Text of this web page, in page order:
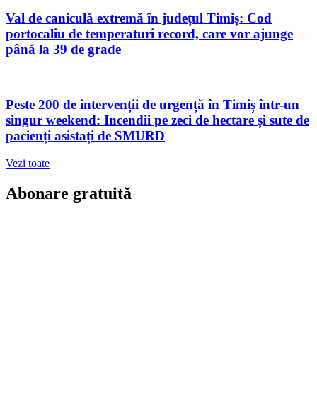
Val de caniculă extremă în județul Timiș: Cod
portocaliu de temperaturi record, care vor ajunge
până la 39 de grade
Peste 200 de intervenții de urgență în Timiș într-un
singur weekend: Incendii pe zeci de hectare și sute de
pacienți asistați de SMURD
Vezi toate
Abonare gratuită